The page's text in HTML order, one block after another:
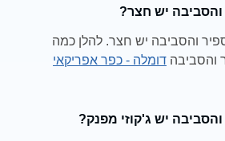
והסביבה יש חצר?
והסביבה יש חצר. להלן כמה
והסביבה דומלה - כפר אפריקאי
יש ג'קוזי מפנק?